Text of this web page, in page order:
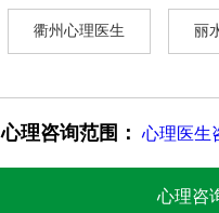
衢州心理医生 丽
心理咨询范围： 心理医生
心理咨